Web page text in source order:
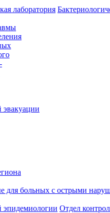
лаборатория
эвакуации
для больных с острыми
эпидемиологии Отдел